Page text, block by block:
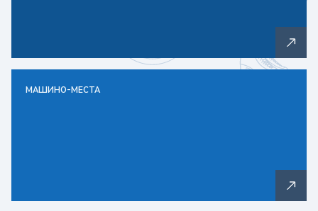
МАШИНО-МЕСТА